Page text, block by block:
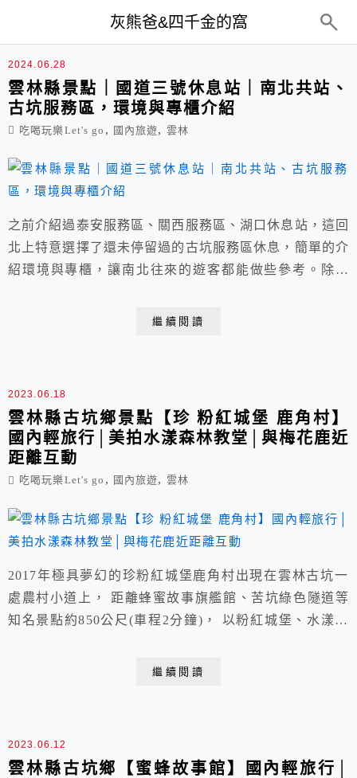
灰熊爸&四千金的窩
雲林
2024.06.28
雲林縣景點｜國道三號休息站｜南北共站、
古坑服務區，環境與專櫃介紹
吃喝玩樂Let's go , 國內旅遊, 雲林
之前介紹過泰安服務區、關西服務區、湖口休息站，這回
北上特意選擇了還未停留過的古坑服務區休息，簡單的介
紹環境與專櫃，讓南北往來的遊客都能做些參考。除了
利商店，知名玉珍齋、爭鮮GOGO、樂包子，炸雞大師
繼續閱讀
2023.06.18
雲林縣古坑鄉景點【珍 粉紅城堡 鹿角村】
國內輕旅行│美拍水漾森林教堂│與梅花鹿近
距離互動
吃喝玩樂Let's go , 國內旅遊, 雲林
2017年極具夢幻的珍粉紅城堡鹿角村出現在雲林古坑一
處農村小道上， 距離蜂蜜故事旗艦館、苦坑綠色隧道等
知名景點約850公尺(車程2分鐘)， 以粉紅城堡、水漾森
雲林十大必拍打卡景點之一，入園須購買門票，可部分消
繼續閱讀
2023.06.12
雲林縣古坑鄉【蜜蜂故事館】國內輕旅行│